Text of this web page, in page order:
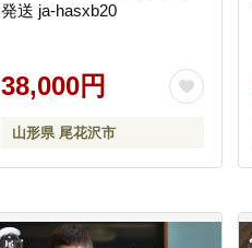
発送 ja-hasxb20
38,000円
山形県 尾花沢市